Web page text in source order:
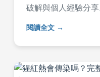
破解與個人經驗分
環境清潔與日常習
參考。
閱讀全文